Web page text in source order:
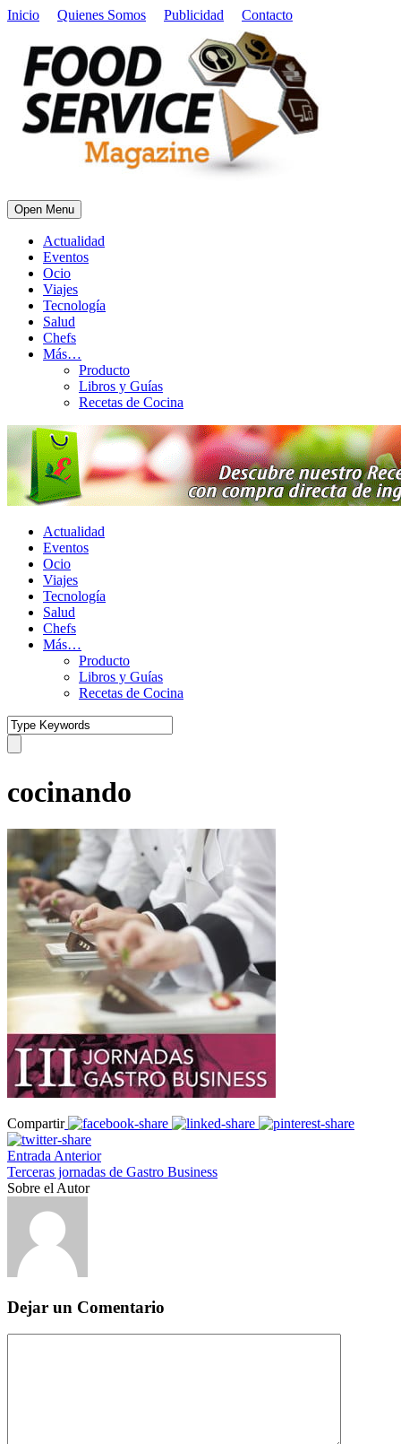
Inicio Quienes Somos Publicidad Contacto
Open Menu
Actualidad
Eventos
Ocio
Viajes
Tecnología
Salud
Chefs
Más…
Producto
Libros y Guías
Recetas de Cocina
Actualidad
Eventos
Ocio
Viajes
Tecnología
Salud
Chefs
Más…
Producto
Libros y Guías
Recetas de Cocina
cocinando
Compartir
Entrada Anterior
Terceras jornadas de Gastro Business
Sobre el Autor
Dejar un Comentario